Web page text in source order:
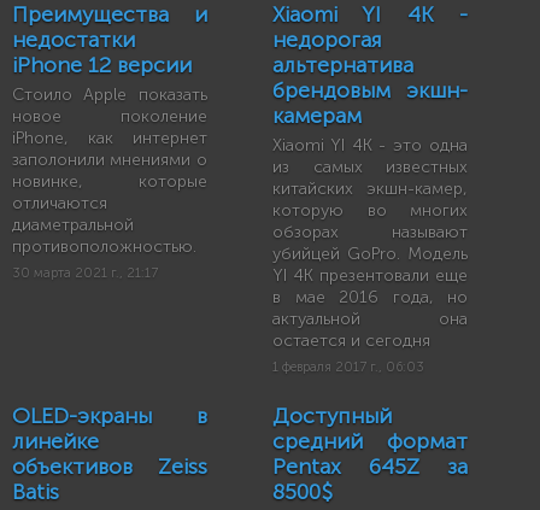
Преимущества и
недостатки
iPhone 12 версии
Стоило Apple показать
новое поколение
iPhone, как интернет
заполонили мнениями о
новинке, которые
отличаются
диаметральной
противоположностью.
30 марта 2021 г., 21:17
Xiaomi YI 4K -
недорогая
альтернатива
брендовым экшн-
камерам
Xiaomi YI 4K - это одна
из самых известных
китайских экшн-камер,
которую во многих
обзорах называют
убийцей GoPro. Модель
YI 4K презентовали еще
в мае 2016 года, но
актуальной она
остается и сегодня
1 февраля 2017 г., 06:03
OLED-экраны в
линейке
объективов Zeiss
Batis
Доступный
средний формат
Pentax 645Z за
8500$